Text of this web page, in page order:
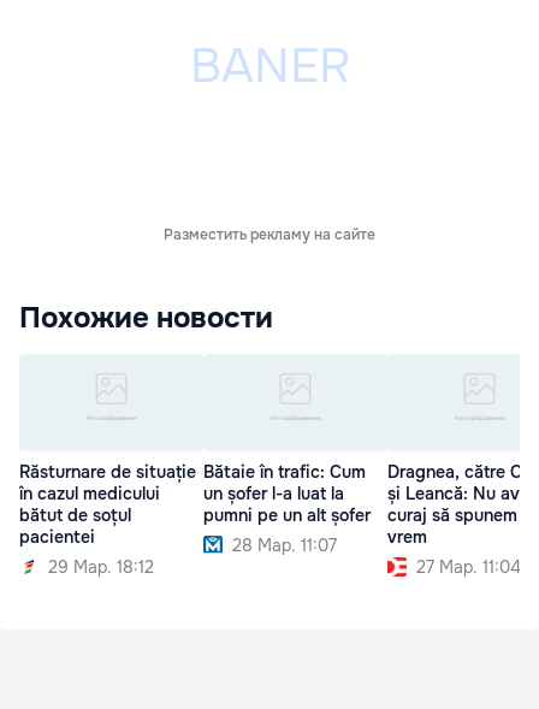
Разместить рекламу на сайте
Похожие новости
Răsturnare de situație
în cazul medicului
bătut de soțul
pacientei
29 Мар. 18:12
Bătaie în trafic: Cum
un șofer l-a luat la
pumni pe un alt șofer
28 Мар. 11:07
Dragnea, către
și Leancă: Nu
curaj să spunem
vrem
27 Мар. 11:04